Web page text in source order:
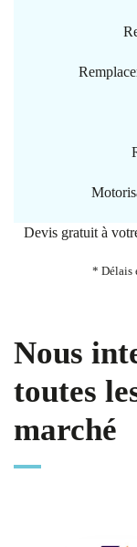
Devis gratuit à
* Délais
Nous
toutes
marché